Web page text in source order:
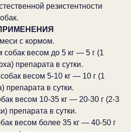
резистентности
с кормом.
весом до 5 кг — 5 г (1
препарата в сутки.
весом 5-10 кг — 10 г (1
препарата в сутки.
весом 10-35 кг — 20-30 г (2-3
препарата в сутки.
весом более 35 кг — 40-50 г